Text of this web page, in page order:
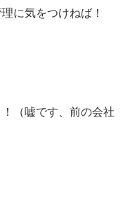
に気をつけねば！
（嘘です、前の会社